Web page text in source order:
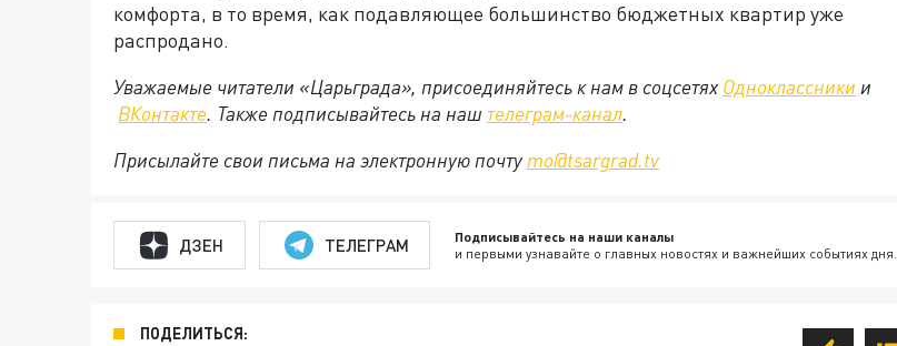
комфорта, в то время, как подавляющее большинство бюджетных квартир уже
распродано.
Уважаемые читатели «Царьграда», присоединяйтесь к нам в соцсетях Одноклассники и
ВКонтакте. Также подписывайтесь на наш телеграм-канал.
Присылайте свои письма на электронную почту mo@tsargrad.tv
ДЗЕН ТЕЛЕГРАМ Подписывайтесь на наши каналы
и первыми узнавайте о главных новостях и важнейших событиях дня.
ПОДЕЛИТЬСЯ: